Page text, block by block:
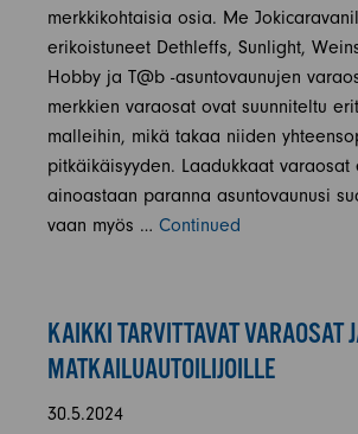
merkkikohtaisia osia. Me
erikoistuneet Dethleffs, Sunlight,
Hobby ja T@b -asuntovaunujen
merkkien varaosat ovat suunniteltu
malleihin, mikä takaa niiden
pitkäikäisyyden. Laadukkaat varaosat
ainoastaan paranna asuntovaunusi
vaan myös … Continued
KAIKKI TARVITTAVAT VARAOSAT
MATKAILUAUTOILIJOILLE
30.5.2024